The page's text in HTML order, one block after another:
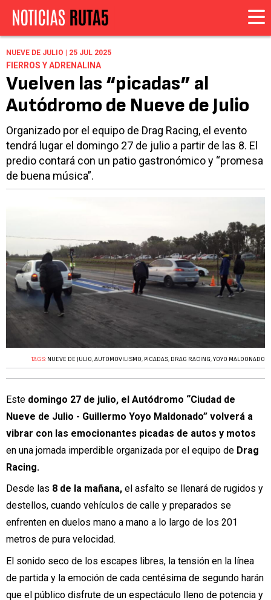
NUEVE DE JULIO | 25 JUL 2025
FIERROS Y ADRENALINA
Vuelven las “picadas” al
Autódromo de Nueve de Julio
Organizado por el equipo de Drag Racing, el evento
tendrá lugar el domingo 27 de julio a partir de las 8. El
predio contará con un patio gastronómico y “promesa
de buena música”.
TAGS: NUEVE DE JULIO,AUTOMOVILISMO, PICADAS, DRAG RACING,YOYO MALDONADO
Este domingo 27 de julio, el Autódromo “Ciudad de
Nueve de Julio - Guillermo Yoyo Maldonado” volverá a
vibrar con las emocionantes picadas de autos y motos
en una jornada imperdible organizada por el equipo de Drag
Racing.
Desde las 8 de la mañana, el asfalto se llenará de rugidos y
destellos, cuando vehículos de calle y preparados se
enfrenten en duelos mano a mano a lo largo de los 201
metros de pura velocidad.
El sonido seco de los escapes libres, la tensión en la línea
de partida y la emoción de cada centésima de segundo harán
que el público disfrute de un espectáculo lleno de potencia y